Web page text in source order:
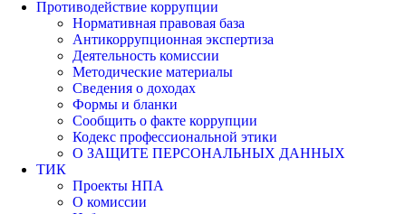
Противодействие коррупции
Нормативная правовая база
Антикоррупционная экспертиза
Деятельность комиссии
Методические материалы
Сведения о доходах
Формы и бланки
Сообщить о факте коррупции
Кодекс профессиональной этики
О ЗАЩИТЕ ПЕРСОНАЛЬНЫХ ДАННЫХ
ТИК
Проекты НПА
О комиссии